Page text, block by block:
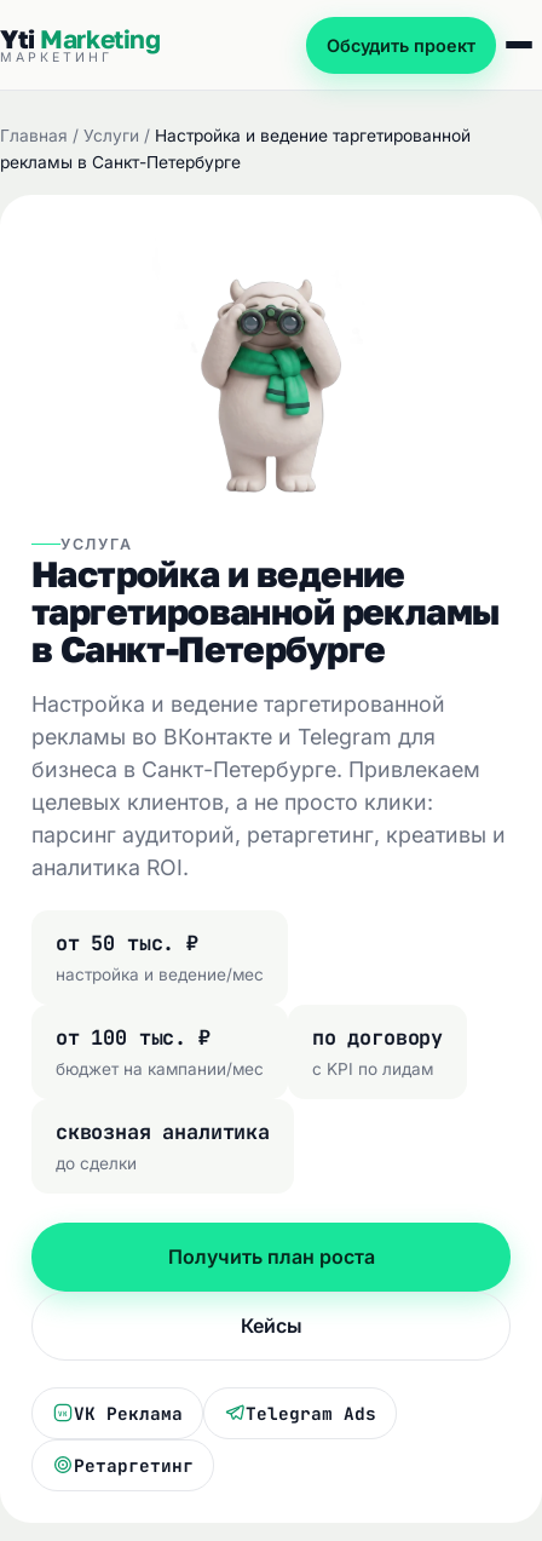
YtiMarketing
МАРКЕТИНГ
Обсудить проект
Главная / Услуги / Настройка и ведение таргетированной
рекламы в Санкт-Петербурге
УСЛУГА
Настройка и ведение
таргетированной рекламы
в Санкт-Петербурге
Настройка и ведение таргетированной
рекламы во ВКонтакте и Telegram для
бизнеса в Санкт-Петербурге. Привлекаем
целевых клиентов, а не просто клики:
парсинг аудиторий, ретаргетинг, креативы и
аналитика ROI.
от 50 тыс. ₽
настройка и ведение/мес
от 100 тыс. ₽
бюджет на кампании/мес
по договору
с KPI по лидам
сквозная аналитика
до сделки
Получить план роста
Кейсы
VK VK Реклама Telegram Ads
Ретаргетинг